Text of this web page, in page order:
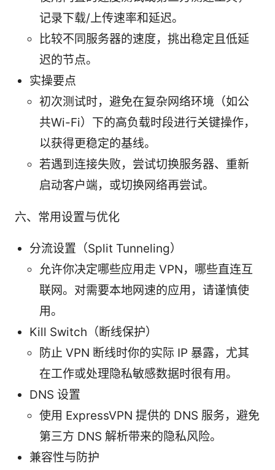
记录下载/上传速率和延迟。
比较不同服务器的速度，挑出稳定且低延
迟的节点。
实操要点
初次测试时，避免在复杂网络环境（如公
共Wi-Fi）下的高负载时段进行关键操作，
以获得更稳定的基线。
若遇到连接失败，尝试切换服务器、重新
启动客户端，或切换网络再尝试。
六、常用设置与优化
分流设置（Split Tunneling）
允许你决定哪些应用走 VPN，哪些直连互
联网。对需要本地网速的应用，请谨慎使
用。
Kill Switch（断线保护）
防止 VPN 断线时你的实际 IP 暴露，尤其
在工作或处理隐私敏感数据时很有用。
DNS 设置
使用 ExpressVPN 提供的 DNS 服务，避免
第三方 DNS 解析带来的隐私风险。
兼容性与防护